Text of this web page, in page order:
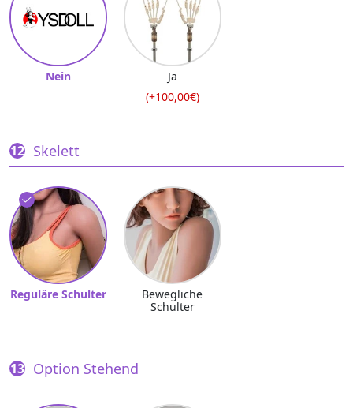
Nein
Ja
(+100,00€)
Skelett
Reguläre Schulter
Bewegliche
Schulter
Option Stehend